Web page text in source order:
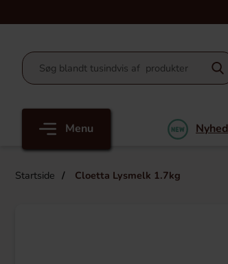
Menu
Startside Cloetta Lysmelk 1.7kg